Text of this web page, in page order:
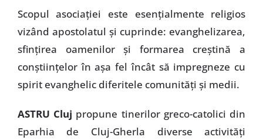
Scopul asociaţiei este esenţialmente religios
vizând apostolatul şi cuprinde: evanghelizarea,
sfinţirea oamenilor şi formarea creştină a
conştiinţelor în aşa fel încât să impregneze cu
spirit evanghelic diferitele comunităţi şi medii.
ASTRU Cluj propune tinerilor greco-catolici din
Eparhia de Cluj-Gherla diverse activităţi